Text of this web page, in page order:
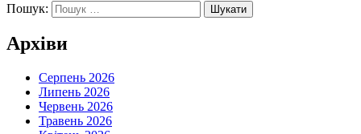
Пошук:
Архіви
Серпень 2026
Липень 2026
Червень 2026
Травень 2026